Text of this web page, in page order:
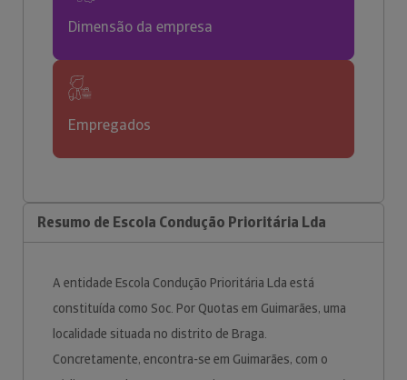
Dimensão da empresa
Empregados
Resumo de Escola Condução Prioritária Lda
A entidade Escola Condução Prioritária Lda está
constituída como Soc. Por Quotas em Guimarães, uma
localidade situada no distrito de Braga.
Concretamente, encontra-se em Guimarães, com o